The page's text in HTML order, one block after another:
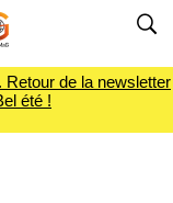
de la newsletter
été !